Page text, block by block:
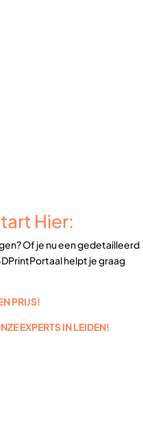
Hier:
Of je nu een gedetailleerd
helpt je graag
PRIJS!
EXPERTS IN LEIDEN!